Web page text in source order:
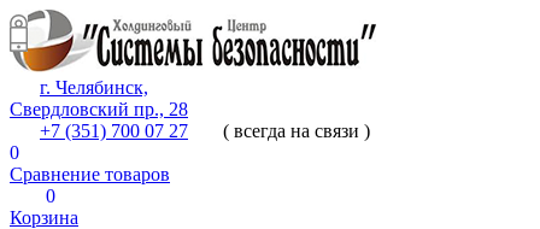
г. Челябинск,
Свердловский пр., 28
+7 (351) 700 07 27
( всегда на связи )
0
Сравнение товаров
0
Корзина